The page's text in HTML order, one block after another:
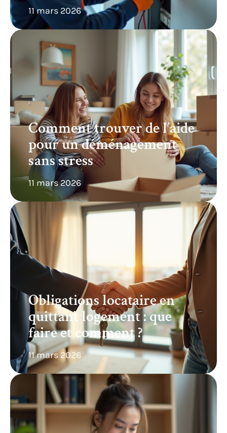
11 mars 2026
Comment trouver de l’aide
pour un déménagement
sans stress
11 mars 2026
Obligations locataire en
quittant logement : que
faire et comment ?
11 mars 2026